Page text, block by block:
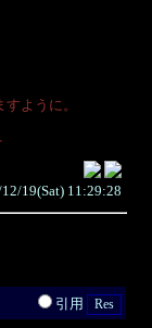
ように。
19(Sat) 11:29:28
引用